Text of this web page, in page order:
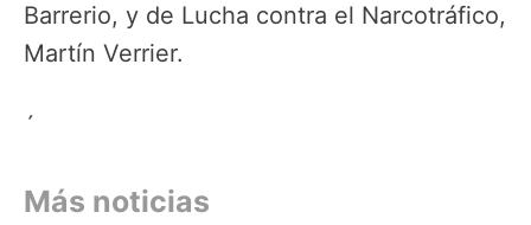
Barrerio, y de Lucha contra el Narcotráfico,
Martín Verrier.
´
Más noticias